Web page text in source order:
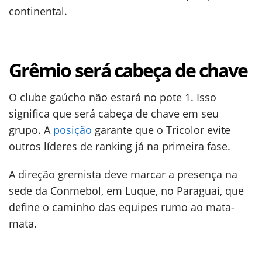
continental.
Grêmio será cabeça de chave
O clube gaúcho não estará no pote 1. Isso
significa que será cabeça de chave em seu
grupo. A posição garante que o Tricolor evite
outros líderes de ranking já na primeira fase.
A direção gremista deve marcar a presença na
sede da Conmebol, em Luque, no Paraguai, que
define o caminho das equipes rumo ao mata-
mata.